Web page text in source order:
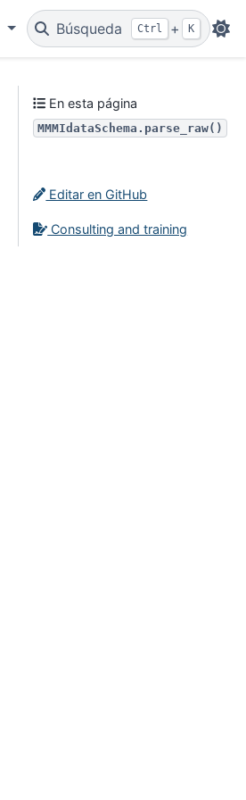
Búsqueda Ctrl + K
En esta página
MMMIdataSchema.parse_raw()
Editar en GitHub
Consulting and training